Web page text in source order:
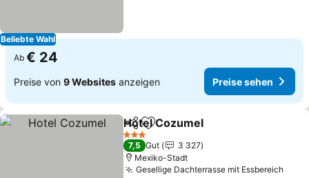
Beliebte Wahl
Ab € 24
Preise von 9 Websites anzeigen Preise sehen
TeilenZu Favoriten hinzufügen
Hotel Cozumel
3 Sterne
7,5 Gut
3 327
Mexiko-Stadt
Gesellige Dachterrasse mit Essbereich